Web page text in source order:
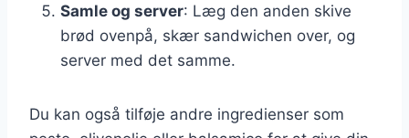
Samle og server: Læg den anden skive
brød ovenpå, skær sandwichen over, og
server med det samme.
Du kan også tilføje andre ingredienser som